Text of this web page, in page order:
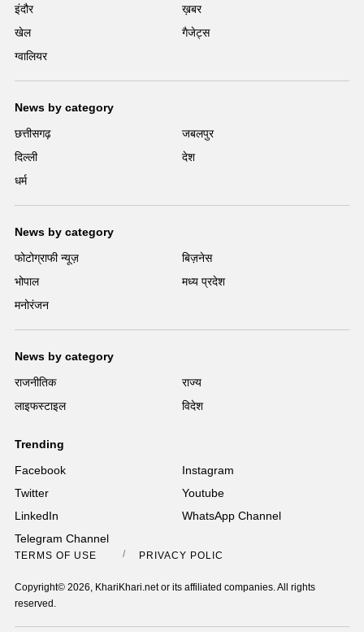
इंदौर
ख़बर
खेल
गैजेट्स
ग्वालियर
News by category
छत्तीसगढ़
जबलपुर
दिल्ली
देश
धर्म
News by category
फोटोग्राफी न्यूज़
बिज़नेस
भोपाल
मध्य प्रदेश
मनोरंजन
News by category
राजनीतिक
राज्य
लाइफस्टाइल
विदेश
Trending
Facebook
Instagram
Twitter
Youtube
LinkedIn
WhatsApp Channel
Telegram Channel
TERMS OF USE PRIVACY POLICY
Copyright© 2026, KhariKhari.net or its affiliated companies. All rights
reserved.